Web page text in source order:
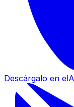
Descárgalo en el